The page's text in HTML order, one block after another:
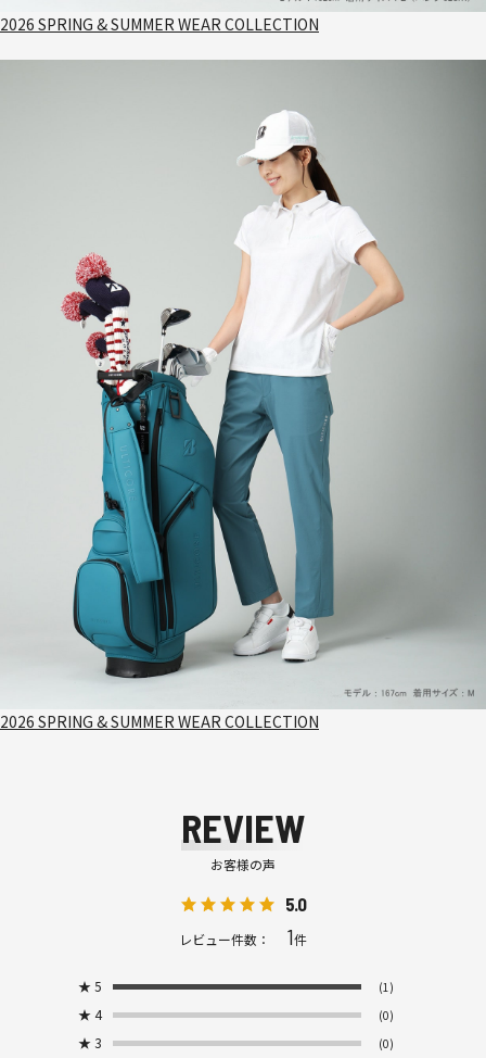
2026 SPRING & SUMMER WEAR COLLECTION
2026 SPRING & SUMMER WEAR COLLECTION
REVIEW
お客様の声
5.0
レビュー件数： 1件
★ 5 (1)
★ 4 (0)
★ 3 (0)